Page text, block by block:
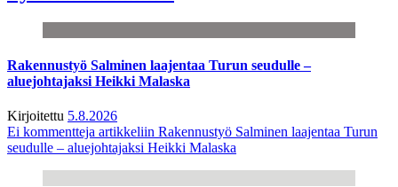
Rakennustyö Salminen laajentaa Turun seudulle –
aluejohtajaksi Heikki Malaska
Kirjoitettu 5.8.2026
Ei kommentteja artikkeliin Rakennustyö Salminen laajentaa Turun
seudulle – aluejohtajaksi Heikki Malaska